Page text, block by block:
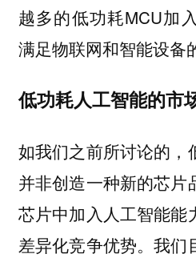
越多的低功耗MCU加
满足物联网和智能设备
低功耗人工智能的市
如我们之前所讨论的，
并非创造一种新的芯片
芯片中加入人工智能能
差异化竞争优势。我们